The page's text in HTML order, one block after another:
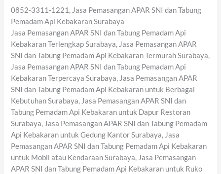
0852-3311-1221, Jasa Pemasangan APAR SNI dan Tabung
Pemadam Api Kebakaran Surabaya
Jasa Pemasangan APAR SNI dan Tabung Pemadam Api
Kebakaran Terlengkap Surabaya, Jasa Pemasangan APAR
SNI dan Tabung Pemadam Api Kebakaran Termurah Surabaya,
Jasa Pemasangan APAR SNI dan Tabung Pemadam Api
Kebakaran Terpercaya Surabaya, Jasa Pemasangan APAR
SNI dan Tabung Pemadam Api Kebakaran untuk Berbagai
Kebutuhan Surabaya, Jasa Pemasangan APAR SNI dan
Tabung Pemadam Api Kebakaran untuk Dapur Restoran
Surabaya, Jasa Pemasangan APAR SNI dan Tabung Pemadam
Api Kebakaran untuk Gedung Kantor Surabaya, Jasa
Pemasangan APAR SNI dan Tabung Pemadam Api Kebakaran
untuk Mobil atau Kendaraan Surabaya, Jasa Pemasangan
APAR SNI dan Tabung Pemadam Api Kebakaran untuk Ruko